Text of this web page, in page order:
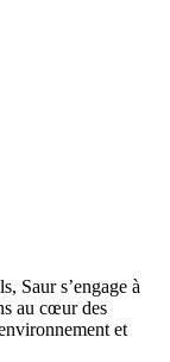
Saur s’engage à
au cœur des
et